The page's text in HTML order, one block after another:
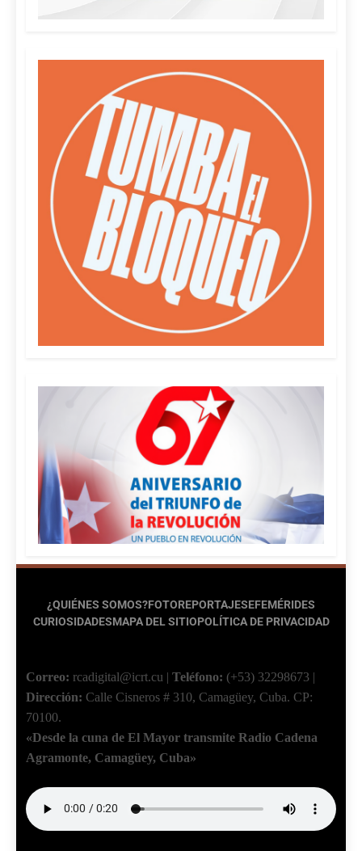
¿QUIÉNES SOMOS?FOTOREPORTAJESEFEMÉRIDES
CURIOSIDADESMAPA DEL SITIOPOLÍTICA DE PRIVACIDAD
Correo: rcadigital@icrt.cu | Teléfono: (+53) 32298673 |
Dirección: Calle Cisneros # 310, Camagüey, Cuba. CP:
70100.
«Desde la cuna de El Mayor transmite Radio Cadena
Agramonte, Camagüey, Cuba»